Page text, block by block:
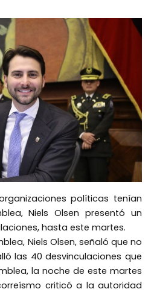
políticas tenían
Niels Olsen presentó un
hasta este martes.
Niels Olsen, señaló que no
las 40 desvinculaciones que
la noche de este martes
criticó a la autoridad